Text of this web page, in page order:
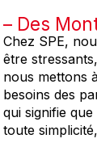
Des
Chez SPE,
être
nous mettons
besoins des
qui signifie
toute